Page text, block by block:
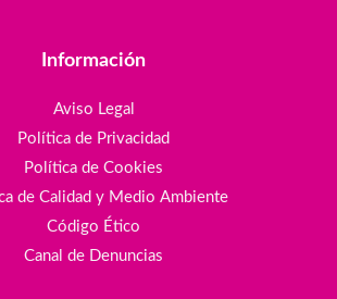
Información
Aviso Legal
Política de Privacidad
Política de Cookies
de Calidad y Medio Ambiente
Código Ético
Canal de Denuncias